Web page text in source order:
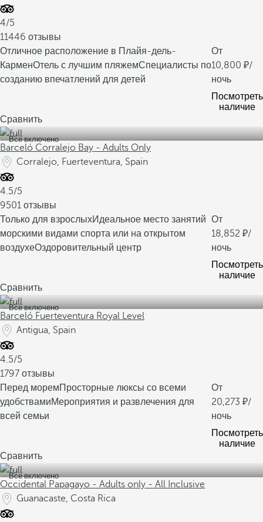
4/5
11446 отзывы
Отличное расположение в Плайя-дель-
КарменОтель с лучшим пляжемСпециалисты по
созданию впечатлений для детей
От
10,800
/
ночь
Посмотреть
наличие
Сравнить
Все включено
Barceló Corralejo Bay - Adults Only
Corralejo, Fuerteventura, Spain
4.5/5
9501 отзывы
Только для взрослыхИдеальное место занятий
морскими видами спорта или на открытом
воздухеОздоровительный центр
От
18,852
/
ночь
Посмотреть
наличие
Сравнить
Все включено
Barceló Fuerteventura Royal Level
Antigua, Spain
4.5/5
1797 отзывы
Перед моремПросторные люксы со всеми
удобствамиМероприятия и развлечения для
всей семьи
От
20,273
/
ночь
Посмотреть
наличие
Сравнить
Все включено
Occidental Papagayo - Adults only - All Inclusive
Guanacaste, Costa Rica